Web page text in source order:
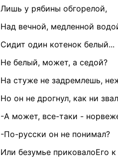
Лишь у рябины обгорелой,
Над вечной, медленной
Сидит один котенок белый...
Не белый, может, а седой?
На стуже не задремлешь,
Но он не дрогнул, как ни
-А может, все-таки -
-По-русски он не понимал?
Или безумье приковалоЕго к